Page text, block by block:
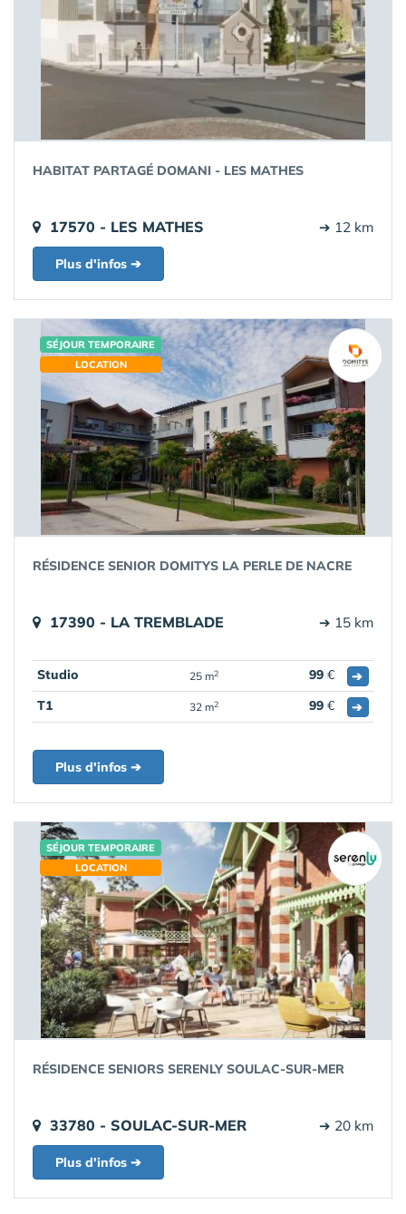
HABITAT PARTAGÉ DOMANI - LES MATHES
17570 - LES MATHES ➔ 12 km
Plus d'infos ➔
SÉJOUR TEMPORAIRE
LOCATION
RÉSIDENCE SENIOR DOMITYS LA PERLE DE NACRE
17390 - LA TREMBLADE ➔ 15 km
Studio 25 m2 99 €
➔
T1
32 m2 99 € ➔
Plus d'infos ➔
SÉJOUR TEMPORAIRE
LOCATION
RÉSIDENCE SENIORS SERENLY SOULAC-SUR-MER
33780 - SOULAC-SUR-MER ➔ 20 km
Plus d'infos ➔